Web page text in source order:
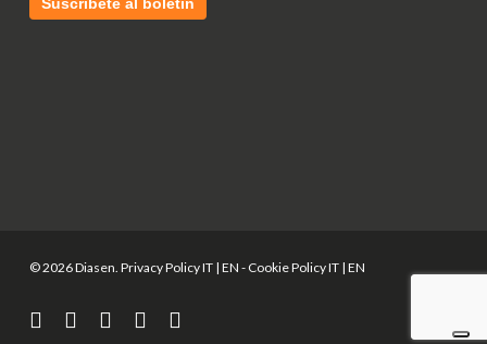
© 2026 Diasen. Privacy PolicyIT| EN - Cookie PolicyIT| EN
facebookpinterestlinkedinyoutubeinstagram